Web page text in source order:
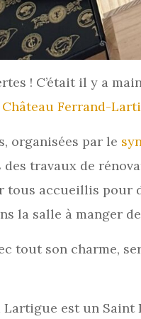
! C’était il y a
Château Ferrand-
organisées par le
travaux de
tous accueillis pour
la salle à manger
tout son charme,
Lartigue est un